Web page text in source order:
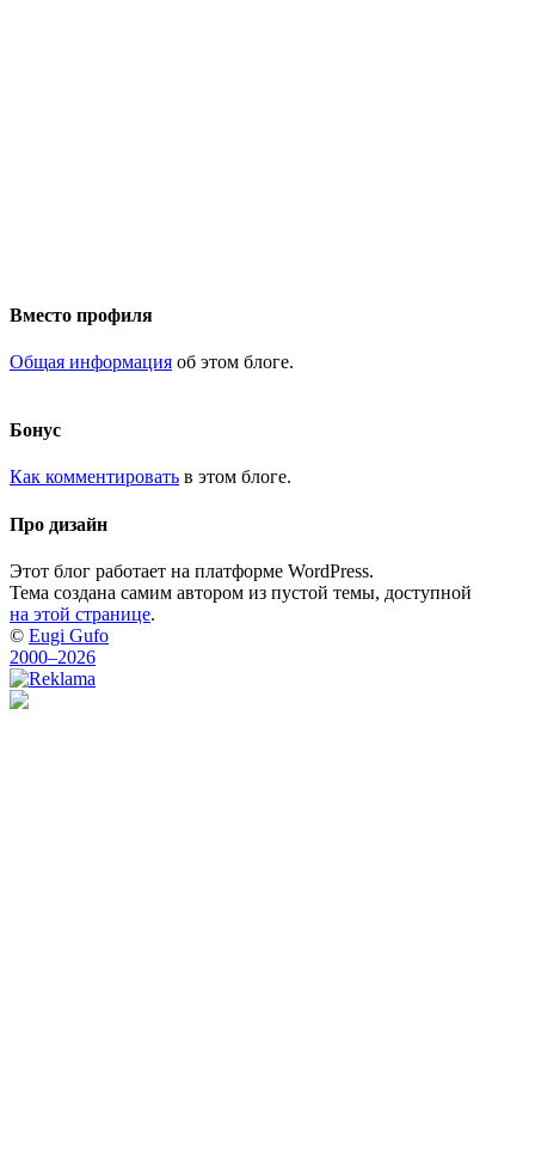
Вместо профиля
Общая информация об этом блоге.
Бонус
Как комментировать в этом блоге.
Про дизайн
Этот блог работает на платформе WordPress.
Тема создана самим автором из пустой темы, доступной
на этой странице.
© Eugi Gufo
2000–2026